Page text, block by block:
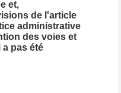
et,
de l'article
administrative
des voies et
pas été